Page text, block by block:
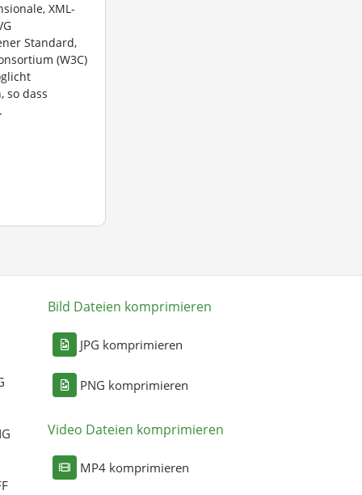
XML-
Standard,
(W3C)
so dass
Bild Dateien komprimieren
JPG komprimieren
PNG komprimieren
Video Dateien komprimieren
MP4 komprimieren